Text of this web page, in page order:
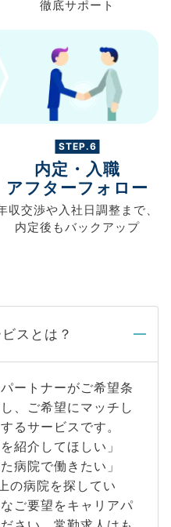
徹底サポート
STEP.6
内定・入職
アフターフォロー
収交渉や入社日調整まで、
内定後もバックアップ
スとは？
ートナーがご希望条
、ご希望にマッチし
るサービスです。
紹介してほしい」
病院で働きたい」
の病院を探してい
ご要望をキャリアパ